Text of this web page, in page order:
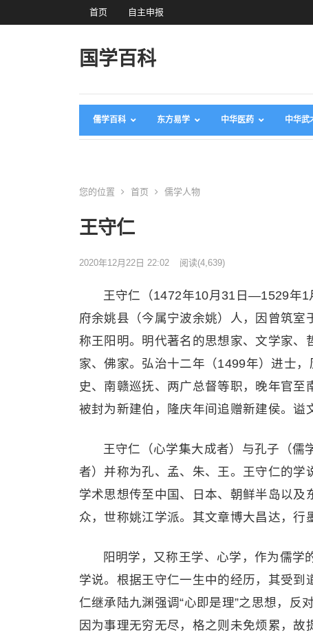
首页 自主申报
国学百科
儒学百科 东方易学 中华医药 中华武
您的位置 首页 儒学人物
王守仁
2020年12月22日 22:02 阅读(4,639)
王守仁（1472年10月31日—1529年1
府余姚县（今属宁波余姚）人，因曾筑
称王阳明。明代著名的思想家、文学家
家、佛家。弘治十二年（1499年）进士
史、南赣巡抚、两广总督等职，晚年官
被封为新建伯，隆庆年间追赠新建侯。谥
王守仁（心学集大成者）与孔子（儒
者）并称为孔、孟、朱、王。王守仁的
学术思想传至中国、日本、朝鲜半岛以
众，世称姚江学派。其文章博大昌达，行
阳明学，又称王学、心学，作为儒
学说。根据王守仁一生中的经历，其受
仁继承陆九渊强调“心即是理”之思想，反
因为事理无穷无尽，格之则未免烦累，故